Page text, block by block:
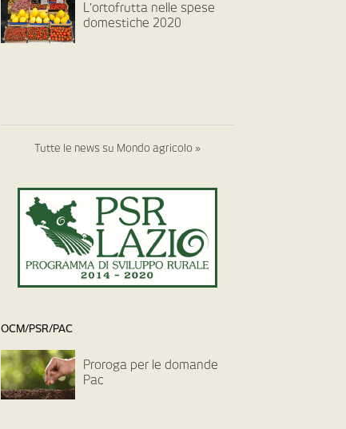
L’ortofrutta nelle spese
domestiche 2020
Tutte le news su Mondo agricolo »
OCM/PSR/PAC
Proroga per le domande
Pac